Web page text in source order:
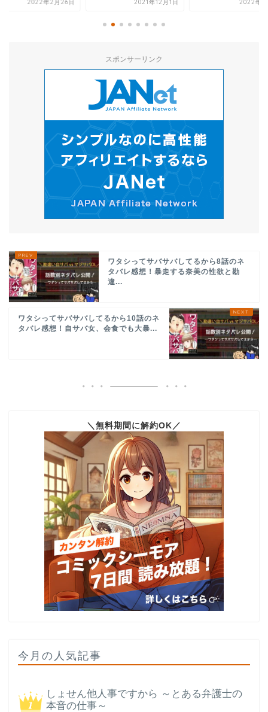
2021年12月1日 2022年1月2日
スポンサーリンク
ワタシってサバサバしてるから8話のネ
タバレ感想！暴走する奈美の性欲と勘
違...
ワタシってサバサバしてるから10話のネ
タバレ感想！自サバ女、会食でも大暴...
＼無料期間に解約OK／
今月の人気記事
しょせん他人事ですから ～とある弁護士の
本音の仕事～